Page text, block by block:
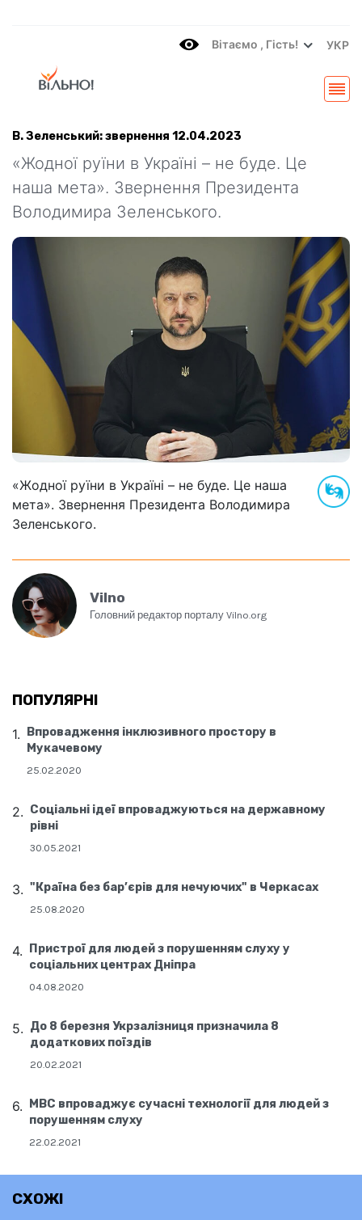
Вітаємo , Гість! УКР
В. Зеленський: звернення 12.04.2023
«Жодної руїни в Україні – не буде. Це
наша мета». Звернення Президента
Володимира Зеленського.
«Жодної руїни в Україні – не буде. Це наша
мета». Звернення Президента Володимира
Зеленського.
Vilno
Головний редактор порталу Vilno.org
ПОПУЛЯРНІ
Впровадження інклюзивного простору в
Мукачевому
25.02.2020
Соціальні ідеї впроваджуються на державному
рівні
30.05.2021
"Країна без бар’єрів для нечуючих" в Черкасах
25.08.2020
Пристрої для людей з порушенням слуху у
соціальних центрах Дніпра
04.08.2020
До 8 березня Укрзалізниця призначила 8
додаткових поїздів
20.02.2021
МВС впроваджує сучасні технології для людей з
порушенням слуху
22.02.2021
СХОЖІ